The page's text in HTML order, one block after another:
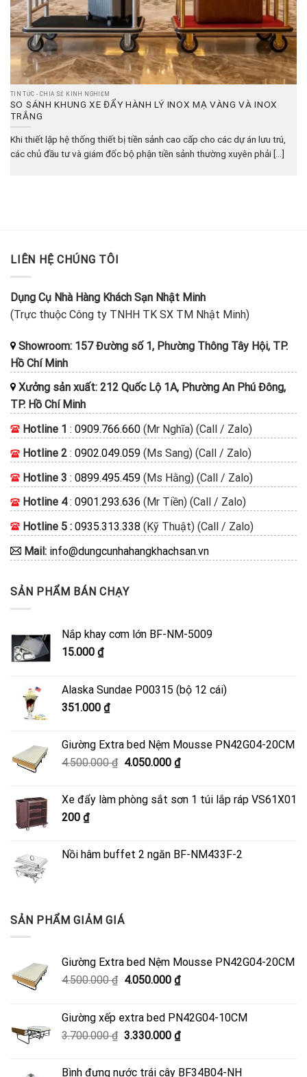
TIN TỨC - CHIA SẺ KINH NGHIỆM
SO SÁNH KHUNG XE ĐẨY HÀNH LÝ INOX MẠ VÀNG VÀ INOX
TRẮNG
Khi thiết lập hệ thống thiết bị tiền sảnh cao cấp cho các dự án lưu trú,
các chủ đầu tư và giám đốc bộ phận tiền sảnh thường xuyên phải [...]
LIÊN HỆ CHÚNG TÔI
Dụng Cụ Nhà Hàng Khách Sạn Nhật Minh
(Trực thuộc Công ty TNHH TK SX TM Nhật Minh)
Showroom: 157 Đường số 1, Phường Thông Tây Hội, TP.
Hồ Chí Minh
Xưởng sản xuất: 212 Quốc Lộ 1A, Phường An Phú Đông,
TP. Hồ Chí Minh
Hotline 1 : 0909.766.660 (Mr Nghĩa) (Call / Zalo)
Hotline 2 : 0902.049.059 (Ms Sang) (Call / Zalo)
Hotline 3 : 0899.495.459 (Ms Hằng) (Call / Zalo)
Hotline 4: 0901.293.636 (Mr Tiền) (Call / Zalo)
Hotline 5 : 0935.313.338 (Kỹ Thuật) (Call / Zalo)
Mail: info@dungcunhahangkhachsan.vn
SẢN PHẨM BÁN CHẠY
Nắp khay cơm lớn BF-NM-5009
15.000 ₫
Alaska Sundae P00315 (bộ 12 cái)
351.000 ₫
Giường Extra bed Nệm Mousse PN42G04-20CM
4.500.000₫ Giá
4.500.000 ₫.
4.050.000 ₫Giá
là:
Xe đẩy làm phòng sắt sơn 1 túi lắp ráp VS61X01
200 ₫
Nồi hâm buffet 2 ngăn BF-NM433F-2
SẢN PHẨM GIẢM GIÁ
Giường Extra bed Nệm Mousse PN42G04-20CM
4.500.000₫ Giá
4.500.000 ₫.
4.050.000 ₫Giá
là:
4.050.000 ₫.
Giường xếp extra bed PN42G04-10CM
3.700.000₫ Giá
3.330.000 ₫Giá
Bình đựng nước trái cây BF34B04-NH